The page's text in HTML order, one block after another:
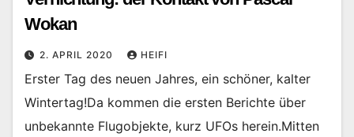
Wokan
2. APRIL 2020 HEIFI
Erster Tag des neuen Jahres, ein schöner, kalter
Wintertag!Da kommen die ersten Berichte über
unbekannte Flugobjekte, kurz UFOs herein.Mitten